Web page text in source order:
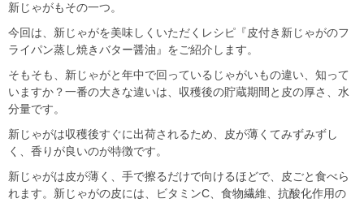
新じゃがもその一つ。
今回は、新じゃがを美味しくいただくレシピ『皮付き新じゃがのフ
ライパン蒸し焼きバター醤油』をご紹介します。
そもそも、新じゃがと年中で回っているじゃがいもの違い、知って
いますか？一番の大きな違いは、収穫後の貯蔵期間と皮の厚さ、水
分量です。
新じゃがは収穫後すぐに出荷されるため、皮が薄くてみずみずし
く、香りが良いのが特徴です。
新じゃがは皮が薄く、手で擦るだけで向けるほどで、皮ごと食べら
れます。新じゃがの皮には、ビタミンC、食物繊維、抗酸化作用の